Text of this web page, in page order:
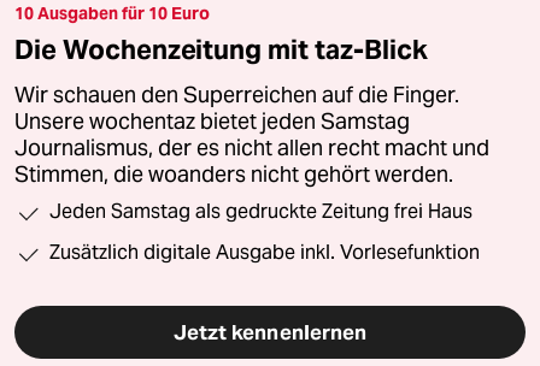
10 Ausgaben für 10 Euro
Die Wochenzeitung mit taz-Blick
Wir schauen den Superreichen auf die Finger.
Unsere wochentaz bietet jeden Samstag
Journalismus, der es nicht allen recht macht und
Stimmen, die woanders nicht gehört werden.
Jeden Samstag als gedruckte Zeitung frei Haus
Zusätzlich digitale Ausgabe inkl. Vorlesefunktion
Jetzt kennenlernen